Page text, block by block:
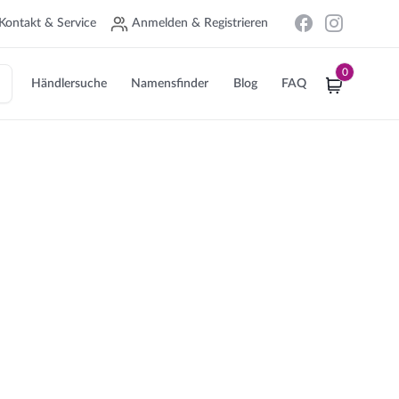
Kontakt & Service Anmelden & Registrieren
Händlersuche Namensfinder Blog FAQ
0